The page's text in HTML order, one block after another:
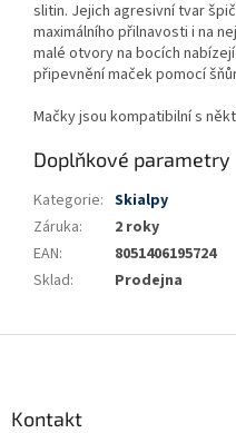
slitin. Jejich agresivní tvar
maximálního přilnavosti i na
malé otvory na bocích
připevnění maček pomocí
Mačky jsou kompatibilní s
Doplňkové parametry
Kategorie: Skialpy
Záruka:
2 roky
EAN:
8051406195724
Sklad: Prodejna
Kontakt